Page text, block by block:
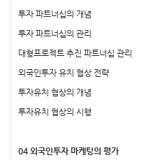
투자 파트너십의 개념
투자 파트너십의 관리
대형프로젝트 추진 파트너십 관리
외국인투자 유치 협상 전략
투자유치 협상의 개념
투자유치 협상의 시행
04 외국인투자 마케팅의 평가